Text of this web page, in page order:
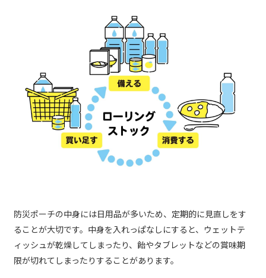
防災ポーチの中身には日用品が多いため、定期的に見直しをす
ることが大切です。中身を入れっぱなしにすると、ウェットテ
ィッシュが乾燥してしまったり、飴やタブレットなどの賞味期
限が切れてしまったりすることがあります。